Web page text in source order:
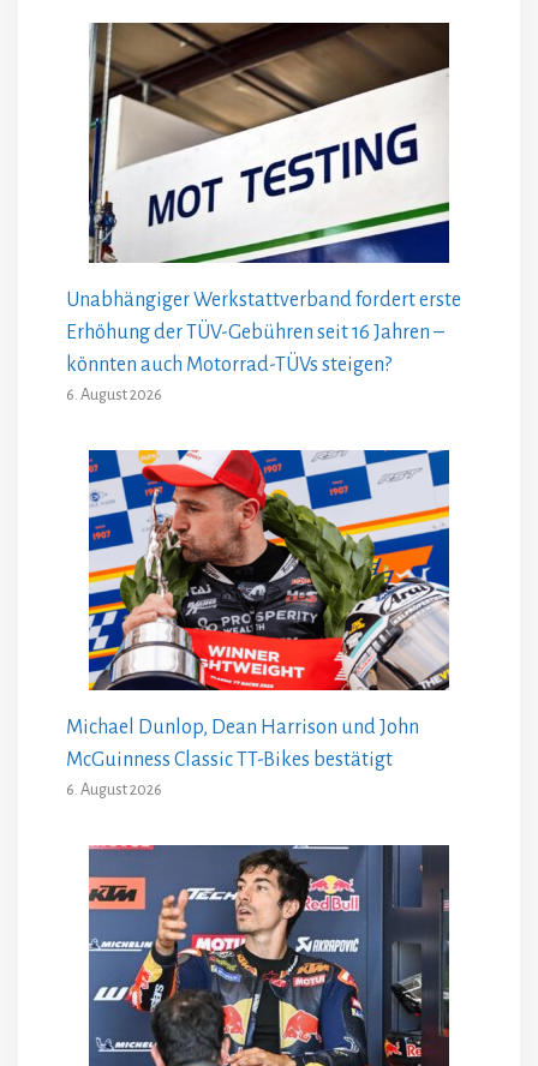
Unabhängiger Werkstattverband fordert erste
Erhöhung der TÜV-Gebühren seit 16 Jahren –
könnten auch Motorrad-TÜVs steigen?
6. August 2026
Michael Dunlop, Dean Harrison und John
McGuinness Classic TT-Bikes bestätigt
6. August 2026